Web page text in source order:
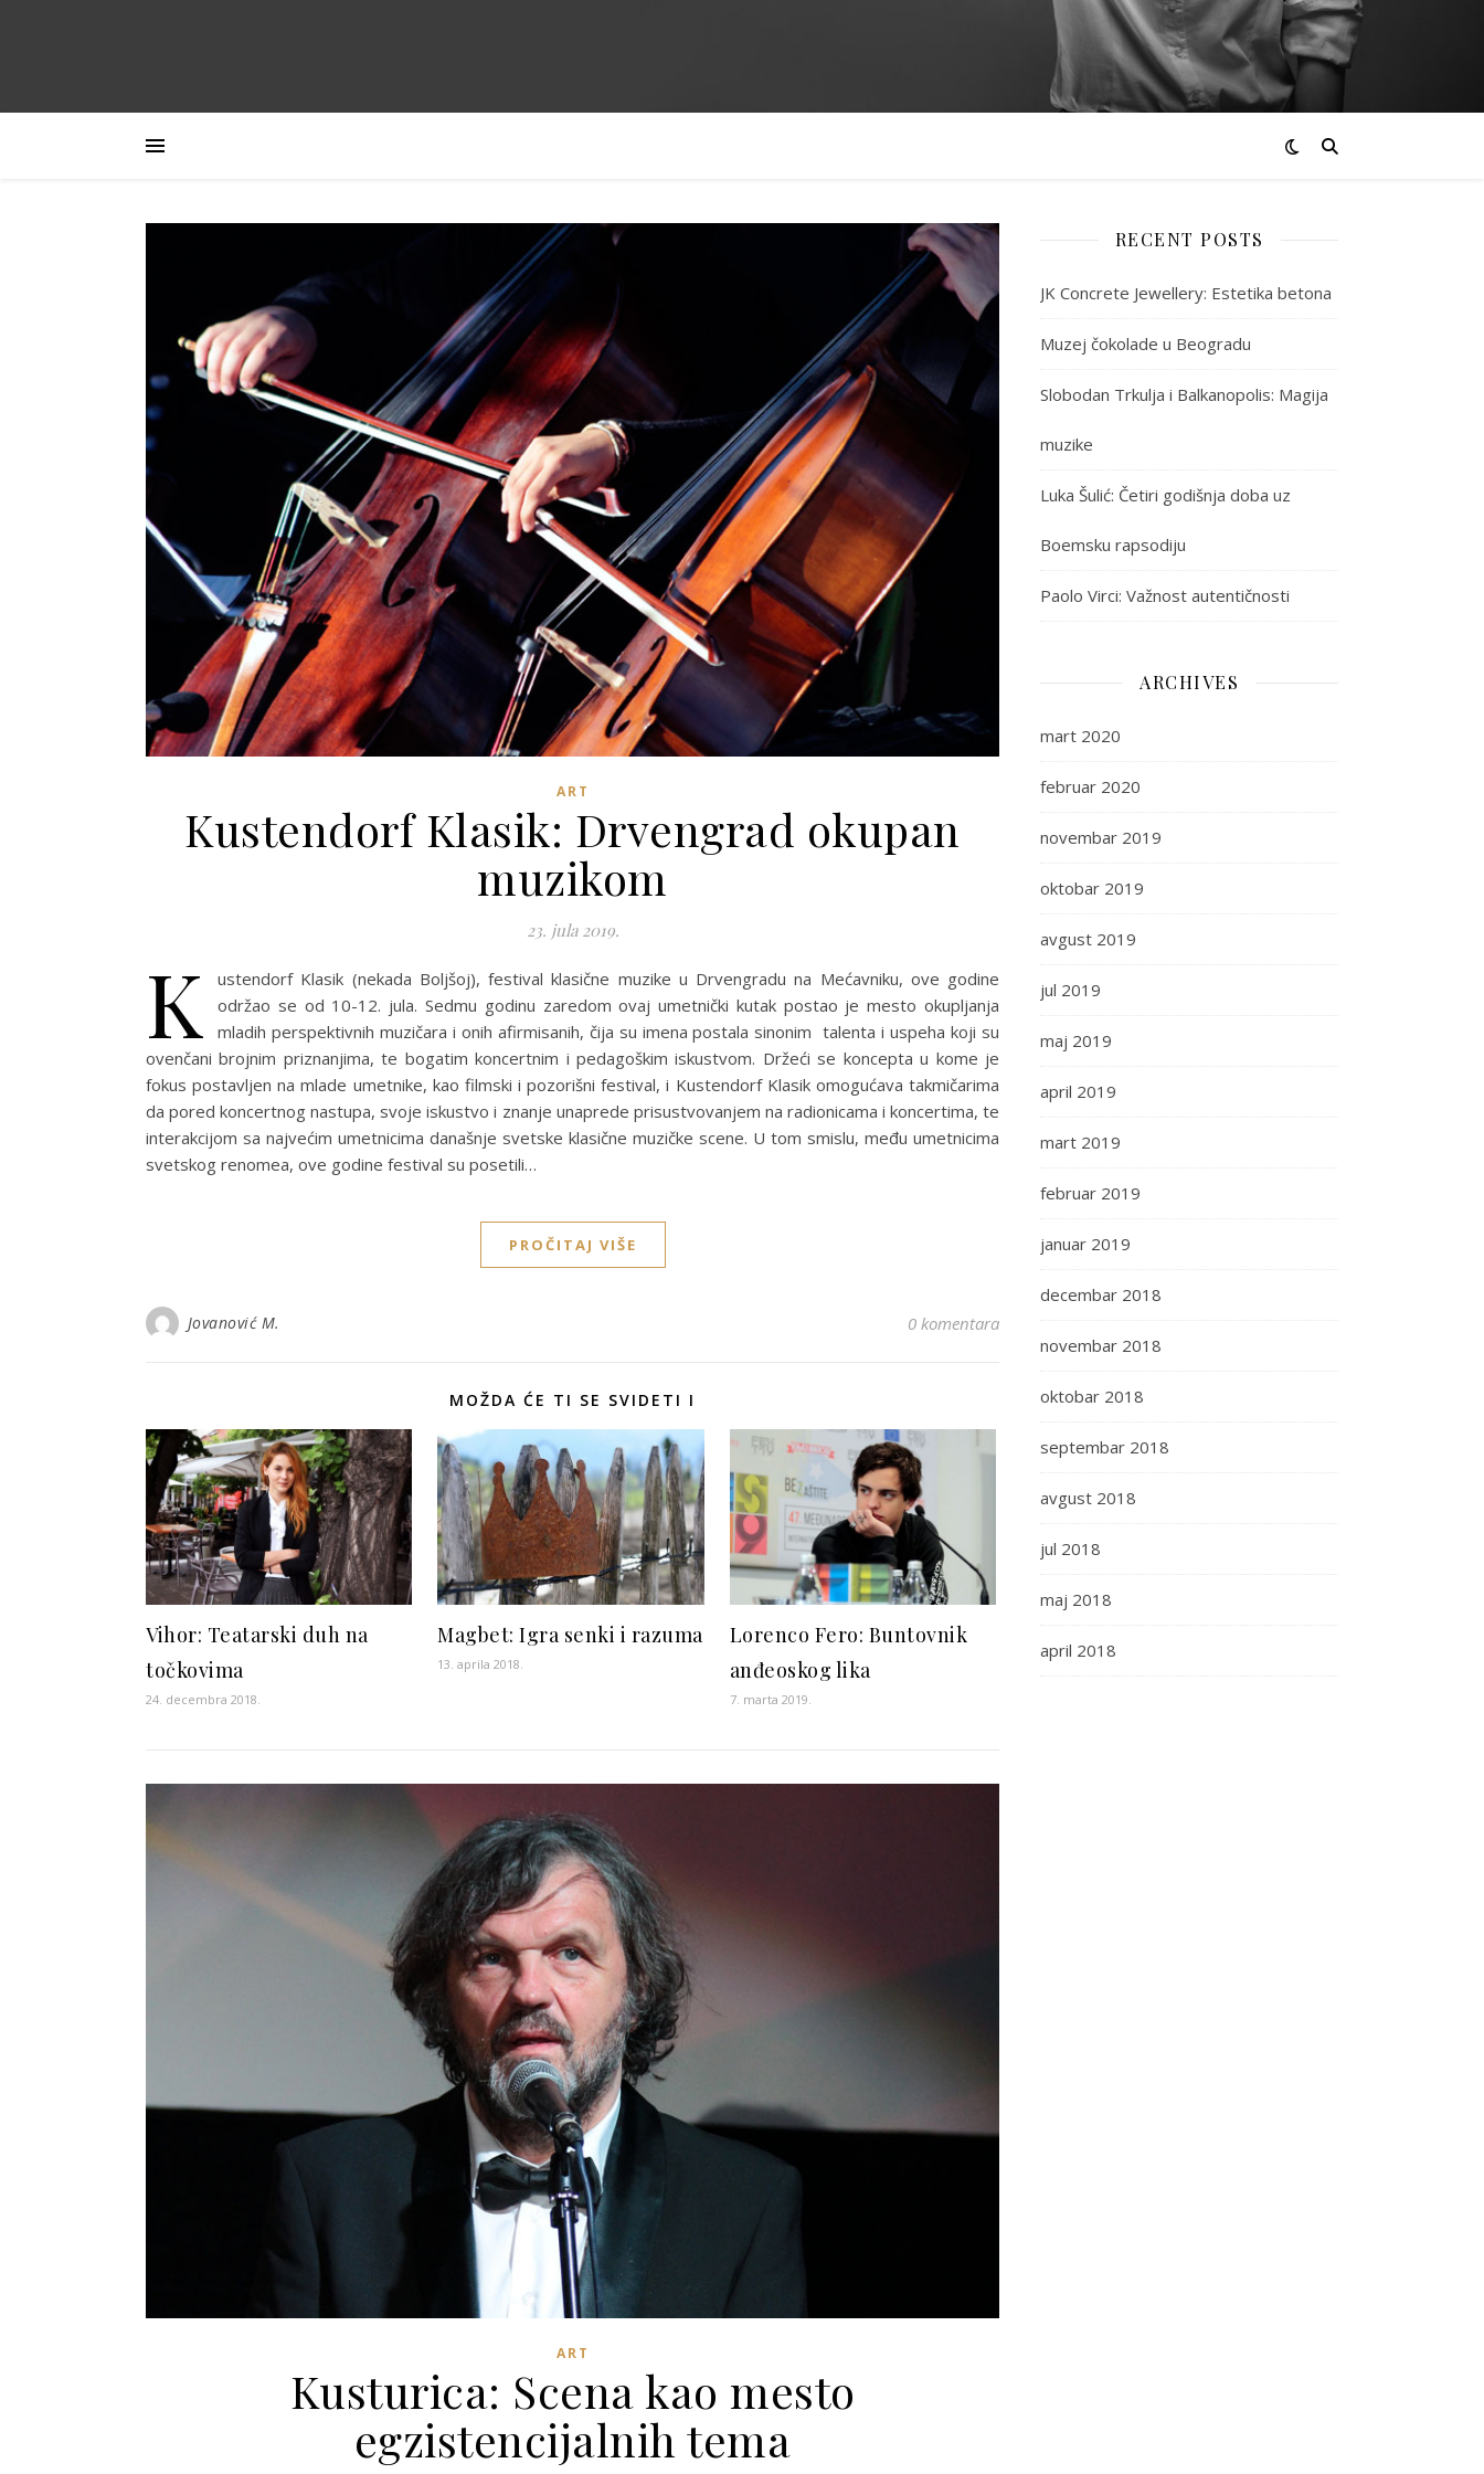
ART
Kustendorf Klasik: Drvengrad okupan
muzikom
23. jula 2019.
K
ustendorf Klasik (nekada Boljšoj), festival klasične muzike u Drvengradu na Mećavniku, ove godine
održao se od 10-12. jula. Sedmu godinu zaredom ovaj umetnički kutak postao je mesto okupljanja
mladih perspektivnih muzičara i onih afirmisanih, čija su imena postala sinonim talenta i uspeha koji su
ovenčani brojnim priznanjima, te bogatim koncertnim i pedagoškim iskustvom. Držeći se koncepta u kome je
fokus postavljen na mlade umetnike, kao filmski i pozorišni festival, i Kustendorf Klasik omogućava takmičarima
da pored koncertnog nastupa, svoje iskustvo i znanje unaprede prisustvovanjem na radionicama i koncertima, te
interakcijom sa najvećim umetnicima današnje svetske klasične muzičke scene. U tom smislu, među umetnicima
svetskog renomea, ove godine festival su posetili…
PROČITAJ VIŠE
Jovanović M. 0 komentara
MOŽDA ĆE TI SE SVIDETI I
Vihor: Teatarski duh na
točkovima
24. decembra 2018.
Magbet: Igra senki i razuma
13. aprila 2018.
Lorenco Fero: Buntovnik
anđeoskog lika
7. marta 2019.
ART
Kusturica: Scena kao mesto
egzistencijalnih tema
RECENT POSTS
JK Concrete Jewellery: Estetika betona
Muzej čokolade u Beogradu
Slobodan Trkulja i Balkanopolis: Magija
muzike
Luka Šulić: Četiri godišnja doba uz
Boemsku rapsodiju
Paolo Virci: Važnost autentičnosti
ARCHIVES
mart 2020
februar 2020
novembar 2019
oktobar 2019
avgust 2019
jul 2019
maj 2019
april 2019
mart 2019
februar 2019
januar 2019
decembar 2018
novembar 2018
oktobar 2018
septembar 2018
avgust 2018
jul 2018
maj 2018
april 2018